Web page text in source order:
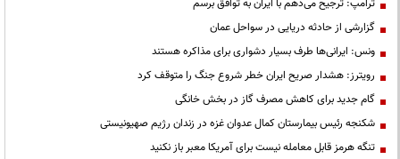
ترامپ: ترجیح می‌دهم با ایران به توافق برسم
گزارشی از حادثه دریایی در سواحل عمان
ونس: ایرانی‌ها طرف بسیار دشواری برای مذاکره هستند
رویترز: هشدار صریح ایران خطر شروع جنگ را متوقف کرد
گام جدید برای کاهش مصرف گاز در بخش خانگی
شکنجه رئیس بیمارستان کمال عدوان غزه در زندان رژیم صهیونیستی
تنگه هرمز قابل معامله نیست برای آمریکا معبر باز نکنید